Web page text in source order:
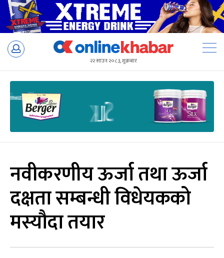
Skip
२२ साउन २०८३, शुक्रबार
नवीकरणीय ऊर्जा तथा ऊर्जा
दक्षता सम्बन्धी विधेयकको
मस्यौदा तयार